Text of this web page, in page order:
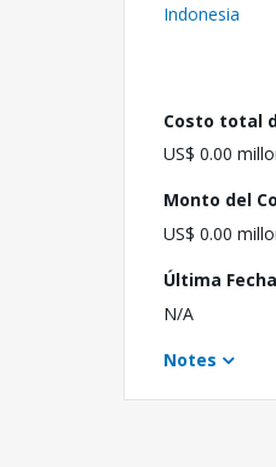
Indonesia
Costo total
US$ 0.00
Monto del
US$ 0.00
Última
N/A
Notes